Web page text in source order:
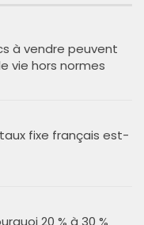
à vendre peuvent
vie hors normes
fixe français est-
20 % à 30 %